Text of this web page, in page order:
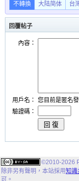
不轉換
大陆简体 台
回覆帖子
內容：
用戶名：
您目前是匿名發
驗證碼：
©2010-2026
除非另有聲明， 本站採用知識
可。